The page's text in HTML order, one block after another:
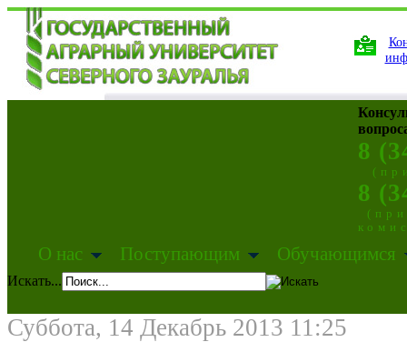
8
8
О нас Поступающим Обучающимся
Искать...
Суббота, 14 Декабрь 2013 11:25